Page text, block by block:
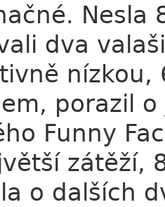
Nesla
dva
nízkou,
porazil
Funny
zátěží,
o dalších